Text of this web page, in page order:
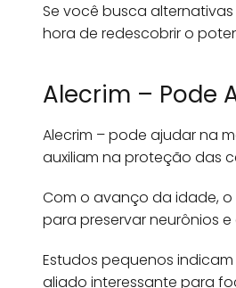
Se você busca
hora de redescobrir o
Alecrim – Pode
Alecrim – pode ajudar na
auxiliam na proteção das
Com o avanço da idade,
para preservar neurônios
Estudos pequenos
aliado interessante para